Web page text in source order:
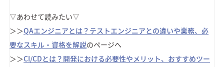
▽あわせて読みたい▽
＞＞QAエンジニアとは？テストエンジニアとの違いや業務、必
要なスキル・資格を解説のページへ
＞＞CI/CDとは？開発における必要性やメリット、おすすめツー